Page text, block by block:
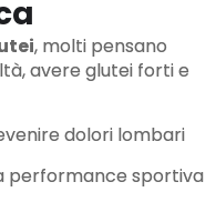
, molti pensano
avere glutei forti e
dolori lombari
performance sportiva